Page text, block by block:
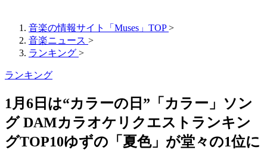
音楽の情報サイト「Muses」TOP >
音楽ニュース >
ランキング >
ランキング
1月6日は“カラーの日”「カラー」ソン
グ DAMカラオケリクエストランキン
グTOP10ゆずの「夏色」が堂々の1位に